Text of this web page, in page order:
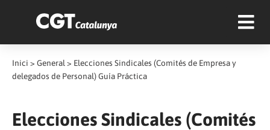
Inici > General > Elecciones Sindicales (Comités de Empresa y
delegados de Personal) Guía Práctica
Elecciones Sindicales (Comités